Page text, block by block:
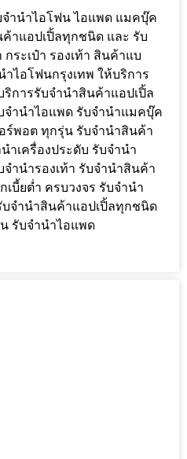
จำนำไอโฟน ไอแพด แมคบุ๊ค
าแอปเปิ้ลทุกชนิด และ รับ
ระเป๋า รองเท้า สินค้าแบ
ำไอโฟนกรุงเทพ ให้บริการ
การรับจำนำสินค้าแอปเปิ้ล
ำนำไอแพด รับจำนำแมคบุ๊ค
ร์พอต ทุกรุ่น รับจำนำสินค้า
ำเครื่องประดับ รับจำนำ
ำนำรองเท้า รับจำนำสินค้า
บี้ยต่ำ ครบวงจร รับจำนำ
จำนำสินค้าแอปเปิ้ลทุกชนิด
รับจำนำไอแพด